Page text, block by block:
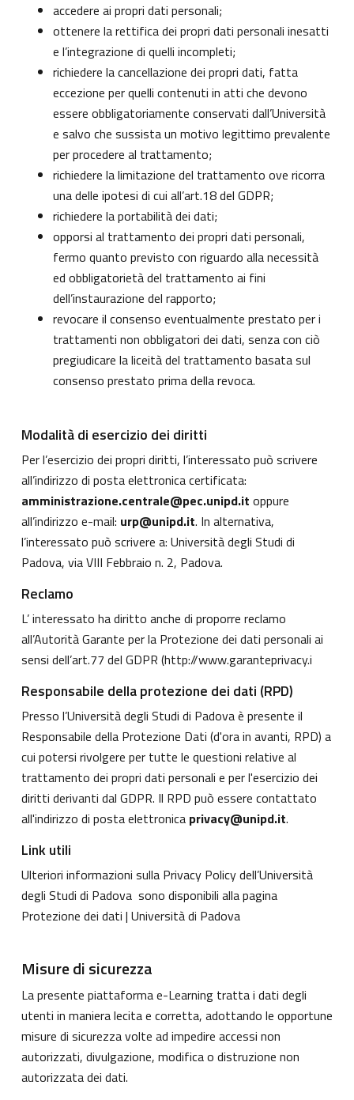
accedere ai propri dati personali;
ottenere la rettifica dei propri dati personali inesatti
e l’integrazione di quelli incompleti;
richiedere la cancellazione dei propri dati, fatta
eccezione per quelli contenuti in atti che devono
essere obbligatoriamente conservati dall’Università
e salvo che sussista un motivo legittimo prevalente
per procedere al trattamento;
richiedere la limitazione del trattamento ove ricorra
una delle ipotesi di cui all’art.18 del GDPR;
richiedere la portabilità dei dati;
opporsi al trattamento dei propri dati personali,
fermo quanto previsto con riguardo alla necessità
ed obbligatorietà del trattamento ai fini
dell’instaurazione del rapporto;
revocare il consenso eventualmente prestato per i
trattamenti non obbligatori dei dati, senza con ciò
pregiudicare la liceità del trattamento basata sul
consenso prestato prima della revoca.
Modalità di esercizio dei diritti
Per l’esercizio dei propri diritti, l’interessato può scrivere
all’indirizzo di posta elettronica certificata:
amministrazione.centrale@pec.unipd.it oppure
all’indirizzo e-mail: urp@unipd.it. In alternativa,
l’interessato può scrivere a: Università degli Studi di
Padova, via VIII Febbraio n. 2, Padova.
Reclamo
L’ interessato ha diritto anche di proporre reclamo
all’Autorità Garante per la Protezione dei dati personali ai
sensi dell’art.77 del GDPR (http://www.garanteprivacy.i
Responsabile della protezione dei dati (RPD)
Presso l’Università degli Studi di Padova è presente il
Responsabile della Protezione Dati (d'ora in avanti, RPD) a
cui potersi rivolgere per tutte le questioni relative al
trattamento dei propri dati personali e per l'esercizio dei
diritti derivanti dal GDPR. Il RPD può essere contattato
all'indirizzo di posta elettronica privacy@unipd.it.
Link utili
Ulteriori informazioni sulla Privacy Policy dell’Università
degli Studi di Padova sono disponibili alla pagina
Protezione dei dati | Università di Padova
Misure di sicurezza
La presente piattaforma e-Learning tratta i dati degli
utenti in maniera lecita e corretta, adottando le opportune
misure di sicurezza volte ad impedire accessi non
autorizzati, divulgazione, modifica o distruzione non
autorizzata dei dati.